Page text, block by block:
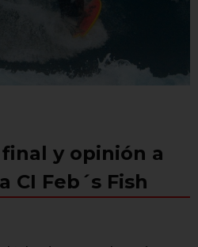
y opinión a
CI Feb´s Fish